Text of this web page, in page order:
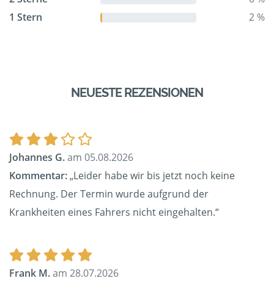
1 Stern
2 %
NEUESTE REZENSIONEN
Johannes G.am 05.08.2026
Kommentar:„Leider habe wir bis jetzt noch keine
Rechnung. Der Termin wurde aufgrund der
Krankheiten eines Fahrers nicht eingehalten.“
Frank M.am 28.07.2026